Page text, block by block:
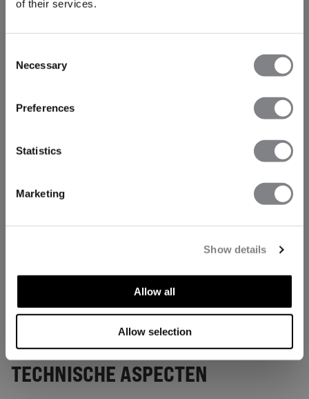
of their services.
Selection
Necessary
Preferences
Statistics
Marketing
Show details
Allow all
Allow selection
TECHNISCHE ASPECTEN